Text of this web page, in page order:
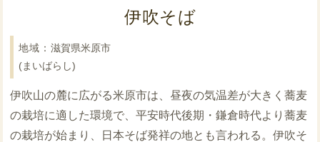
伊吹そば
滋賀県米原市
(まいばらし)
伊吹山の麓に広がる米原市は、昼夜の気温差が大きく蕎麦
の栽培に適した環境で、平安時代後期・鎌倉時代より蕎麦
の栽培が始まり、日本そば発祥の地とも言われる。伊吹そ